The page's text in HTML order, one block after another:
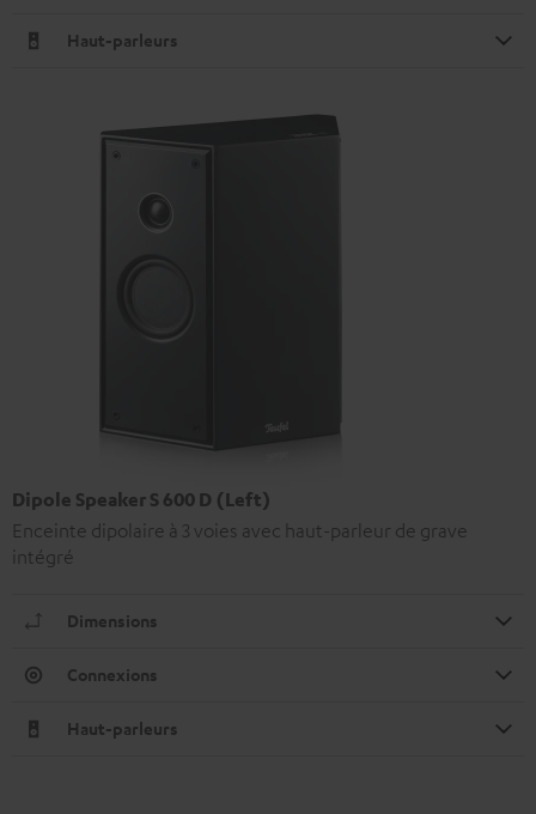
Haut-parleurs
Dipole Speaker S 600 D (Left)
Enceinte dipolaire à 3 voies avec haut-parleur de grave
intégré
Dimensions
Connexions
Haut-parleurs